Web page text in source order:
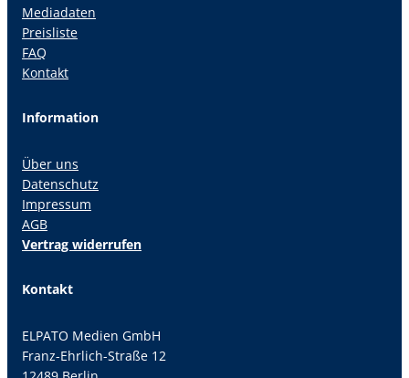
Mediadaten
Preisliste
FAQ
Kontakt
Information
Über uns
Datenschutz
Impressum
AGB
Vertrag widerrufen
Kontakt
ELPATO Medien GmbH
Franz-Ehrlich-Straße 12